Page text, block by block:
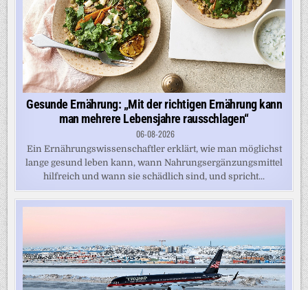
Gesunde Ernährung: „Mit der richtigen Ernährung kann
man mehrere Lebensjahre rausschlagen“
06-08-2026
Ein Ernährungswissenschaftler erklärt, wie man möglichst
lange gesund leben kann, wann Nahrungsergänzungsmittel
hilfreich und wann sie schädlich sind, und spricht...